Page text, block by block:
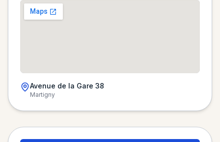
Chargement de la carte…
Avenue de la Gare 38
Martigny